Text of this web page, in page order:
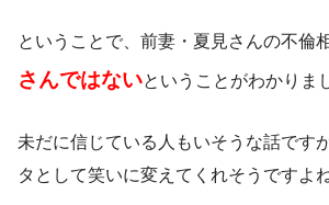
ということで、前妻・夏見さんの不倫
さんではないということがわかりま
未だに信じている人もいそうな話です
タとして笑いに変えてくれそうですよね